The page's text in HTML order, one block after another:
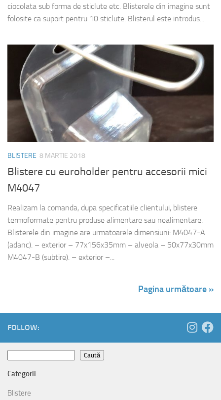
ciocolata sub forma de sticlute etc. Blisterele din imagine sunt
folosite ca suport pentru 10 sticlute. Blisterul este introdus...
BLISTERE 8 MARTIE 2018
Blistere cu euroholder pentru accesorii mici
M4047
Realizam la comanda, dupa specificatiile clientului, blistere
termoformate pentru produse alimentare sau nealimentare.
Blisterele din imagine are urmatoarele dimensiuni: M4047-A
(adanc). – exterior – 77x156x35mm – alveola – 50x77x30mm
M4047-B (subtire). – exterior –...
Pagina următoare »
FOLLOW:
Caută
Categorii
Blistere